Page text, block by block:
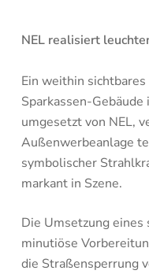
NEL realisiert
Ein weithin sichtbares
Sparkassen-
umgesetzt von NEL,
Außenwerbeanlage
symbolischer
markant in Szene.
Die Umsetzung
minutiöse
die Straßensperrung